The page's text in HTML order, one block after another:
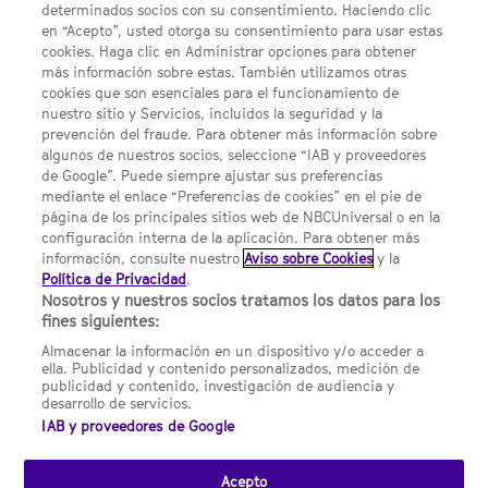
Acerca de SYFY
Condiciones Generales de Uso
Opciones de Anuncios
Política de privacidad
UNA DIVISIÓN DE NBCUNIVERSAL
NBCUNIVERSAL
Contáctanos por email: contact.SYFYSpain@nbcuni.com
NBC Universal Global Networks España S.L.U. Edificio Torre
Europa. Paseo de la Castellana, 95. Planta 10 28046 Madrid B-
82227893
SYFY España está sujeto a la jurisdicción española y regulado
por la Comisión Nacional de los Mercados y la Competencia
(CNMC).
determinados socios con su consentimiento. Haciendo clic
en “Acepto”, usted otorga su consentimiento para usar estas
cookies. Haga clic en Administrar opciones para obtener
más información sobre estas. También utilizamos otras
cookies que son esenciales para el funcionamiento de
nuestro sitio y Servicios, incluidos la seguridad y la
prevención del fraude. Para obtener más información sobre
algunos de nuestros socios, seleccione “IAB y proveedores
de Google”. Puede siempre ajustar sus preferencias
mediante el enlace “Preferencias de cookies” en el pie de
página de los principales sitios web de NBCUniversal o en la
configuración interna de la aplicación. Para obtener más
información, consulte nuestroAviso sobre Cookies y la
Política de Privacidad.
Nosotros y nuestros socios tratamos los datos para los
fines siguientes:
Almacenar la información en un dispositivo y/o acceder a
ella. Publicidad y contenido personalizados, medición de
publicidad y contenido, investigación de audiencia y
desarrollo de servicios.
IAB y proveedores de Google
Acepto